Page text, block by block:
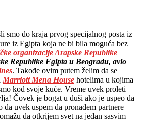
smo do kraja prvog specijalnog posta iz
iz Egipta koja ne bi bila moguća bez
organizacije Arapske Republike
Republike Egipta u Beogradu, avio
. Takođe ovim putem želim da se
Marriott Mena House hotelima u kojima
kod svoje kuće. Vreme uvek proleti
Čovek je bogat u duši ako je uspeo da
da uvek uspem da pronađem partnere
da otkrijem svet na jedan sasvim